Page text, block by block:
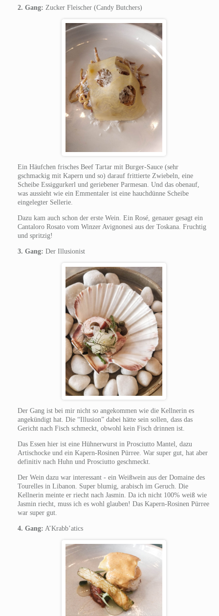
2. Gang: Zucker Fleischer (Candy Butchers)
Ein Häufchen frisches Beef Tartar mit Burger-Sauce (sehr
gschmackig mit Kapern und so) darauf frittierte Zwiebeln, eine
Scheibe Essiggurkerl und geriebener Parmesan. Und das obenauf,
was aussieht wie ein Emmentaler ist eine hauchdünne Scheibe
eingelegter Sellerie.
Dazu kam auch schon der erste Wein. Ein Rosé, genauer gesagt ein
Cantaloro Rosato vom Winzer Avignonesi aus der Toskana. Fruchtig
und spritzig!
3. Gang: Der Illusionist
Der Gang ist bei mir nicht so angekommen wie die Kellnerin es
angekündigt hat. Die “Illusion” dabei hätte sein sollen, dass das
Gericht nach Fisch schmeckt, obwohl kein Fisch drinnen ist.
Das Essen hier ist eine Hühnerwurst in Prosciutto Mantel, dazu
Artischocke und ein Kapern-Rosinen Pürree. War super gut, hat aber
definitiv nach Huhn und Prosciutto geschmeckt.
Der Wein dazu war interessant - ein Weißwein aus der Domaine des
Tourelles in Libanon. Super blumig, arabisch im Geruch. Die
Kellnerin meinte er riecht nach Jasmin. Da ich nicht 100% weiß wie
Jasmin riecht, muss ich es wohl glauben! Das Kapern-Rosinen Pürree
war super gut.
4. Gang: A’Krabb’atics